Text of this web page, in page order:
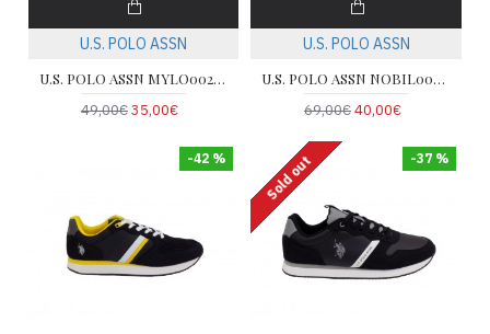
U.S. POLO ASSN
U.S. POLO ASSN MYLO002A LTH-BLK
49,00€35,00€
U.S. POLO ASSN
U.S. POLO ASSN NOBIL003C-BLU
69,00€40,00€
-42 % -37 %
Sold out